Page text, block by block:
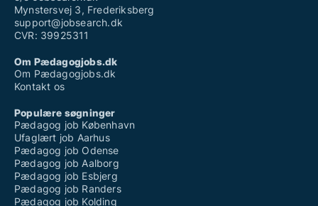
Mynstersvej 3, Frederiksberg
support@jobsearch.dk
CVR: 39925311
Om Pædagogjobs.dk
Om Pædagogjobs.dk
Kontakt os
Populære søgninger
Pædagog job København
Ufaglært job Aarhus
Pædagog job Odense
Pædagog job Aalborg
Pædagog job Esbjerg
Pædagog job Randers
Pædagog job Kolding